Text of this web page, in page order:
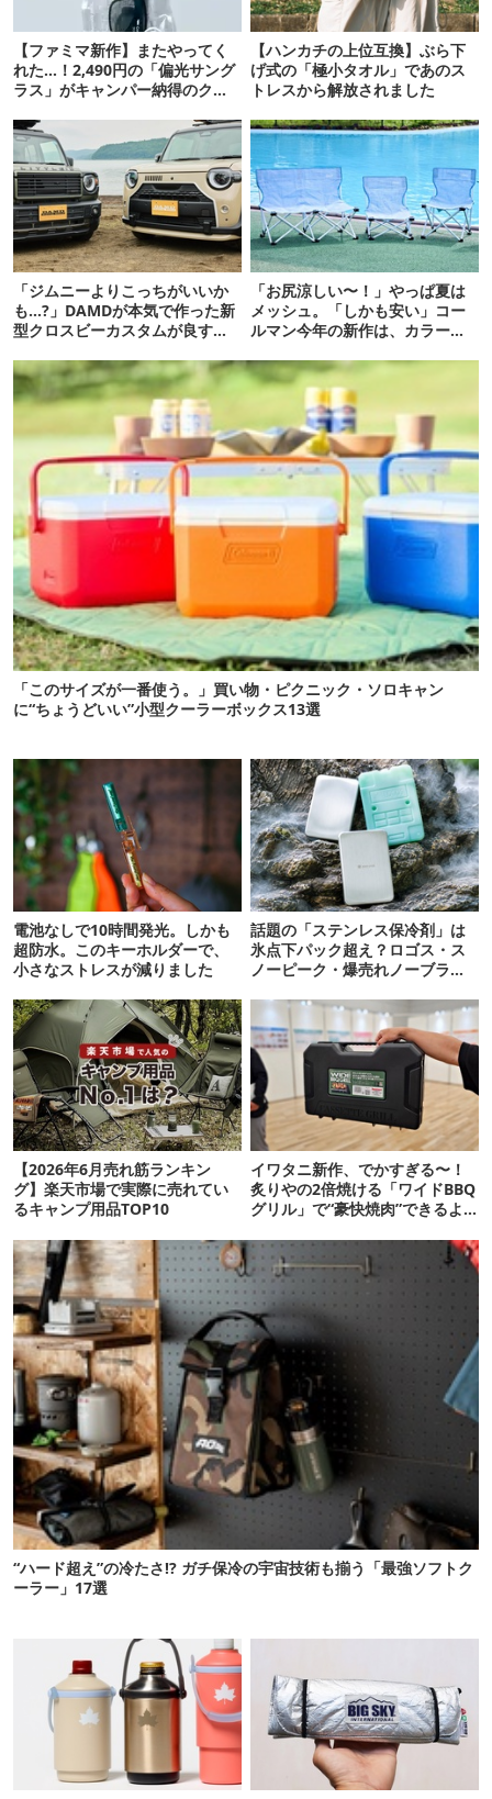
【ファミマ新作】またやってく
れた…！2,490円の「偏光サング
ラス」がキャンパー納得のクオ
【ハンカチの上位互換】ぶら下
げ式の「極小タオル」であのス
トレスから解放されました
「ジムニーよりこっちがいいか
も…?」DAMDが本気で作った新
型クロスビーカスタムが良すぎ
「お尻涼しい〜！」やっぱ夏は
メッシュ。「しかも安い」コー
ルマン今年の新作は、カラーも
「このサイズが一番使う。」買い物・ピクニック・ソロキャン
に“ちょうどいい”小型クーラーボックス13選
電池なしで10時間発光。しかも
超防水。このキーホルダーで、
小さなストレスが減りました
話題の「ステンレス保冷剤」は
氷点下パック超え？ロゴス・ス
ノーピーク・爆売れノーブラン
【2026年6月売れ筋ランキン
グ】楽天市場で実際に売れてい
るキャンプ用品TOP10
イワタニ新作、でかすぎる〜！
炙りやの2倍焼ける「ワイドBBQ
グリル」で“豪快焼肉”できるよ
“ハード超え”の冷たさ!? ガチ保冷の宇宙技術も揃う「最強ソフトク
ーラー」17選